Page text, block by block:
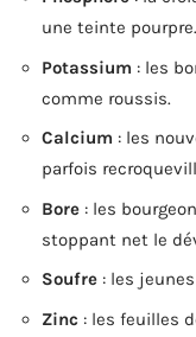
une teinte pourpre.
Potassium : les
comme roussis.
Calcium : les
parfois
Bore : les
stoppant net le
Soufre : les
Zinc : les feuilles